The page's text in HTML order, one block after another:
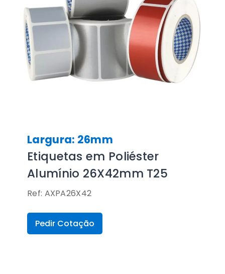
Largura: 26mm
Etiquetas em Poliéster
Alumínio 26X42mm T25
Ref: AXPA26X42
Pedir Cotação